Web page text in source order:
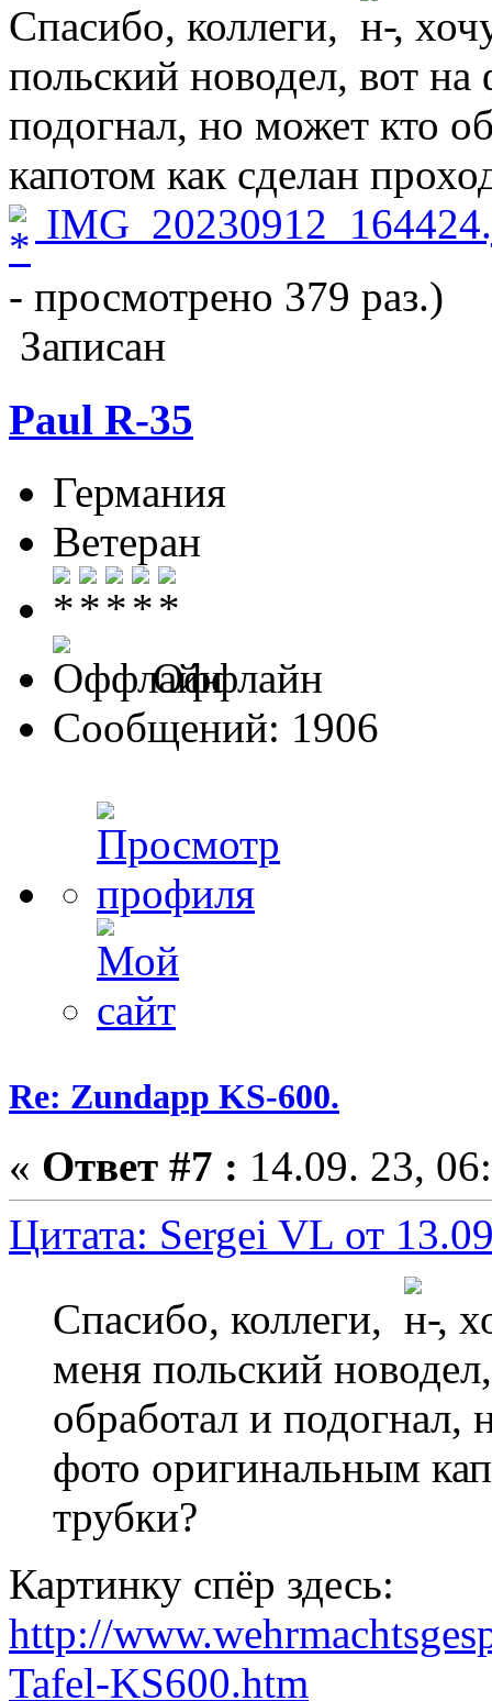
Спасибо, коллеги,
,
польский новодел, вот
подогнал, но может кто
капотом как сделан
- просмотрено 379 раз.)
Записан
Paul R-35
Германия
Ветеран
Оффлайн
Сообщений: 1906
Re: Zundapp KS-600.
« Ответ #7 : 14.09. 23,
Цитата: Sergei VL от
Спасибо, коллеги,
,
меня польский
обработал и подогнал,
фото оригинальным
трубки?
Картинку спёр здесь:
http://
Tafel-KS600.htm